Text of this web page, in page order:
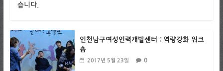
습니다.
인천남구여성인력개발센터 : 역량강화 워크
숍
2017년 5월 23일 0